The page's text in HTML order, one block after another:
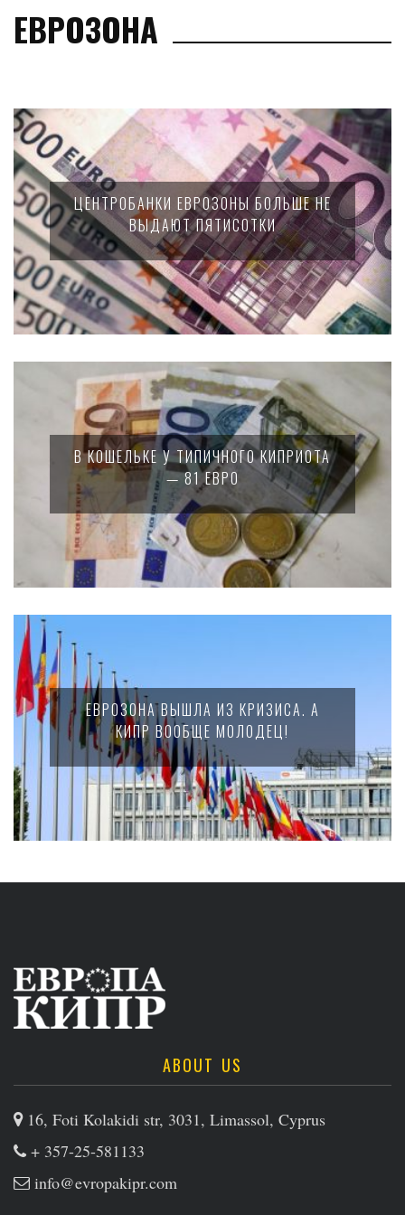
ЕВРОЗОНА
ЦЕНТРОБАНКИ ЕВРОЗОНЫ БОЛЬШЕ НЕ
ВЫДАЮТ ПЯТИСОТКИ
В КОШЕЛЬКЕ У ТИПИЧНОГО КИПРИОТА
— 81 ЕВРО
ЕВРОЗОНА ВЫШЛА ИЗ КРИЗИСА. А
КИПР ВООБЩЕ МОЛОДЕЦ!
ABOUT US
16, Foti Kolakidi str, 3031, Limassol, Cyprus
+ 357-25-581133
info@evropakipr.com